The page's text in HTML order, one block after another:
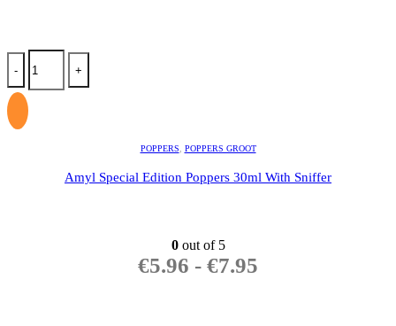
- +
POPPERS, POPPERS GROOT
Amyl Special Edition Poppers 30ml With Sniffer
0out of 5
€5.96 - €7.95